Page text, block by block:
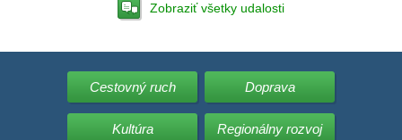
Zobraziť všetky udalosti
Cestovný ruch Doprava
Kultúra Regionálny rozvoj